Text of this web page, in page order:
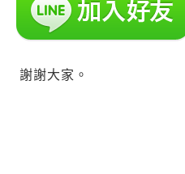
謝謝大家。